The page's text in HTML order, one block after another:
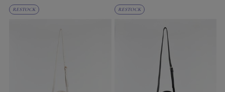
商品一覧
RESTOCK RESTOCK